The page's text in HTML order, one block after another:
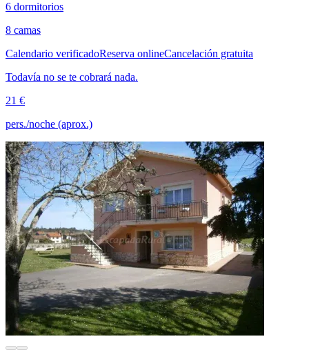
6 dormitorios
8 camas
Calendario verificadoReserva onlineCancelación gratuita
Todavía no se te cobrará nada.
21 €
pers./noche (aprox.)